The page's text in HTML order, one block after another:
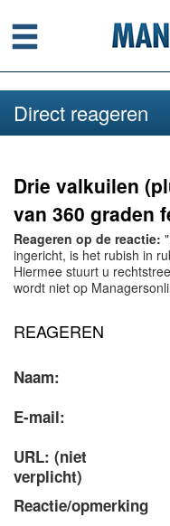
Menu
Direct reageren
Drie valkuilen
van 360 graden
Reageren op de reactie:
ingericht, is het rubish in
Hiermee stuurt u
wordt niet op
REAGEREN
Naam:
E-mail:
URL: (niet
verplicht)
Reactie/opmerking